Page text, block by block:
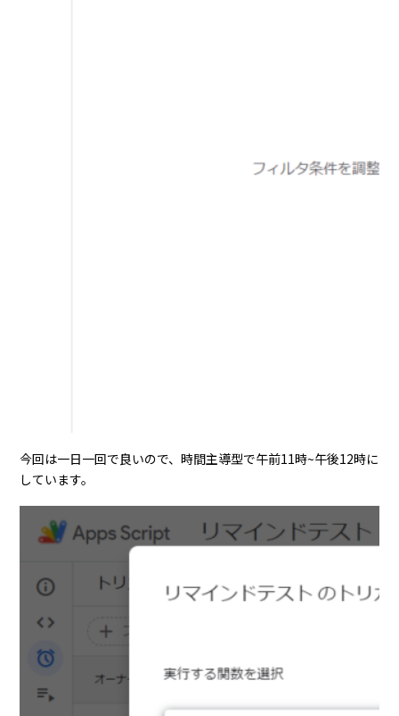
今回は一日一回で良いので、時間主導型で午前11時~午後12時に
しています。